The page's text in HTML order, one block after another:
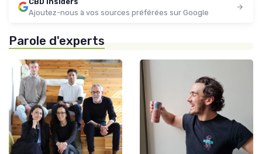
Ajoutez-nous à vos sources préférées sur Google
Parole d'experts